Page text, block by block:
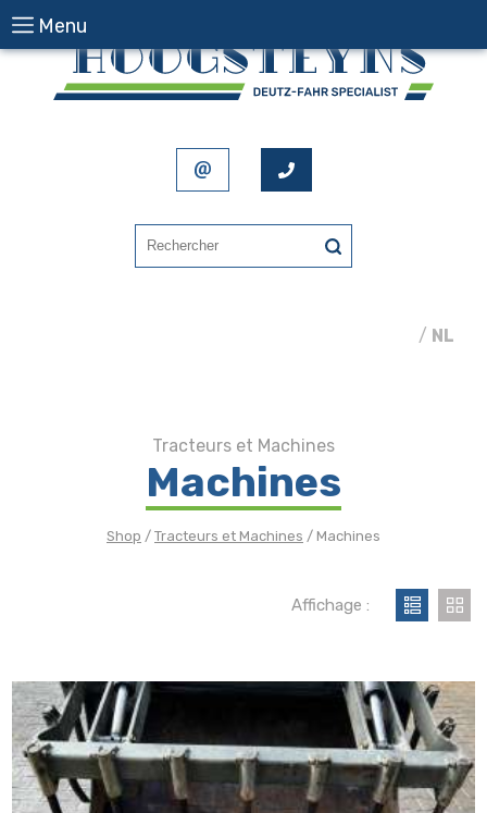
/ NL
Menu
Tracteurs et Machines
Machines
Shop / Tracteurs et Machines / Machines
Affichage :